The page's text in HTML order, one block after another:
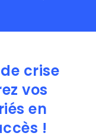
crise
vos
en
!